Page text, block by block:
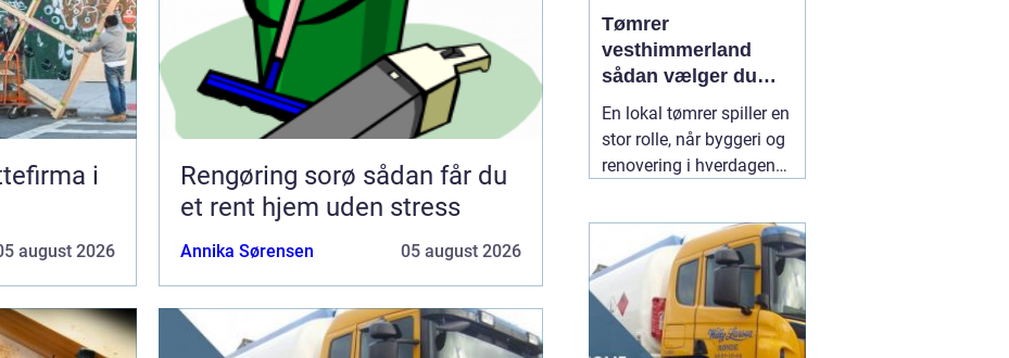
i
august 2026
Rengøring sorø sådan får du
et rent hjem uden stress
Annika Sørensen 05 august 2026
Tømrer
vesthimmerland
sådan vælger du
den rette til dit
byggeri
En lokal tømrer spiller en
stor rolle, når byggeri og
renovering i hverdagen
område som
Vesthimmerland, hvor
både klima, landbrug og
ældre bygninger stiller
særlige krav til
materialer og håndværk.